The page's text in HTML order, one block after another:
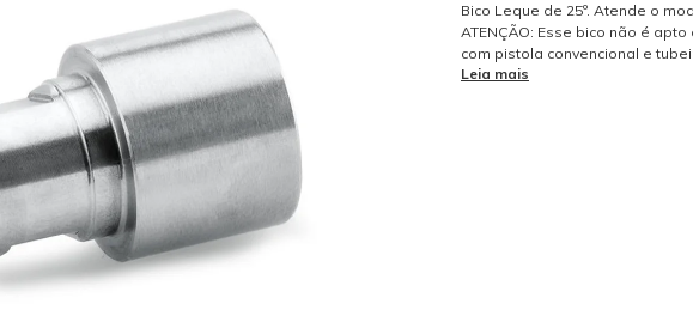
Bico Leque de 25º. Atende o
ATENÇÃO: Esse bico não é
com pistola convencional e
COMPATÍVEL COM A TUBEIRA DE
Leia mais